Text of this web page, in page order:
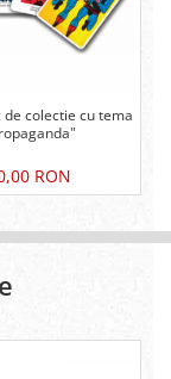
de colectie cu tema
RON